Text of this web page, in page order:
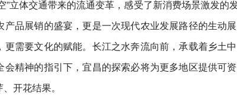
”立体交通带来的流通变革，感受了新消费场景激发的
品展销的盛宴，更是一次现代农业发展路径的生动
需要文化的赋能。长江之水奔流向前，承载着乡土
会精神的指引下，宜昌的探索必将为更多地区提供可
开花结果。